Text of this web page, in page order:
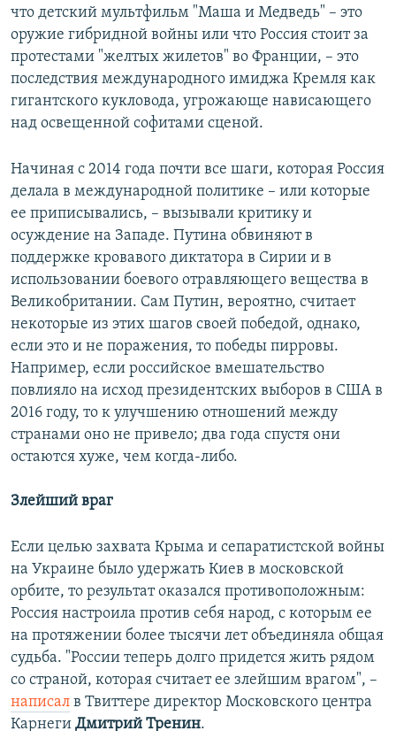
что детский мультфильм "Маша и Медведь" – это
оружие гибридной войны или что Россия стоит за
протестами "желтых жилетов" во Франции, – это
последствия международного имиджа Кремля как
гигантского кукловода, угрожающе нависающего
над освещенной софитами сценой.
Начиная с 2014 года почти все шаги, которая Россия
делала в международной политике – или которые
ее приписывались, – вызывали критику и
осуждение на Западе. Путина обвиняют в
поддержке кровавого диктатора в Сирии и в
использовании боевого отравляющего вещества в
Великобритании. Сам Путин, вероятно, считает
некоторые из этих шагов своей победой, однако,
если это и не поражения, то победы пирровы.
Например, если российское вмешательство
повлияло на исход президентских выборов в США в
2016 году, то к улучшению отношений между
странами оно не привело; два года спустя они
остаются хуже, чем когда-либо.
Злейший враг
Если целью захвата Крыма и сепаратистской войны
на Украине было удержать Киев в московской
орбите, то результат оказался противоположным:
Россия настроила против себя народ, с которым ее
на протяжении более тысячи лет объединяла общая
судьба. "России теперь долго придется жить рядом
со страной, которая считает ее злейшим врагом", –
написал в Твиттере директор Московского центра
Карнеги Дмитрий Тренин.